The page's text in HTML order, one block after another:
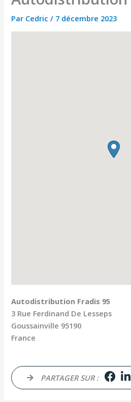
Par Cedric/ 7 décembre 2023
Autodistribution Fradis 95
3 Rue Ferdinand De Lesseps
Goussainville 95190
France
PARTAGER SUR :